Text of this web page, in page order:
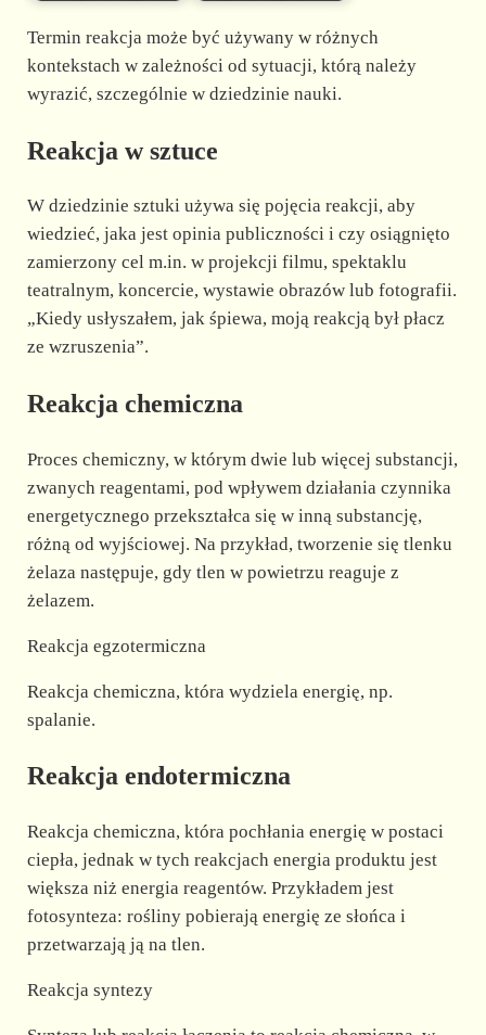
Termin reakcja może być używany w różnych
kontekstach w zależności od sytuacji, którą należy
wyrazić, szczególnie w dziedzinie nauki.
Reakcja w sztuce
W dziedzinie sztuki używa się pojęcia reakcji, aby
wiedzieć, jaka jest opinia publiczności i czy osiągnięto
zamierzony cel m.in. w projekcji filmu, spektaklu
teatralnym, koncercie, wystawie obrazów lub fotografii.
„Kiedy usłyszałem, jak śpiewa, moją reakcją był płacz
ze wzruszenia”.
Reakcja chemiczna
Proces chemiczny, w którym dwie lub więcej substancji,
zwanych reagentami, pod wpływem działania czynnika
energetycznego przekształca się w inną substancję,
różną od wyjściowej. Na przykład, tworzenie się tlenku
żelaza następuje, gdy tlen w powietrzu reaguje z
żelazem.
Reakcja egzotermiczna
Reakcja chemiczna, która wydziela energię, np.
spalanie.
Reakcja endotermiczna
Reakcja chemiczna, która pochłania energię w postaci
ciepła, jednak w tych reakcjach energia produktu jest
większa niż energia reagentów. Przykładem jest
fotosynteza: rośliny pobierają energię ze słońca i
przetwarzają ją na tlen.
Reakcja syntezy